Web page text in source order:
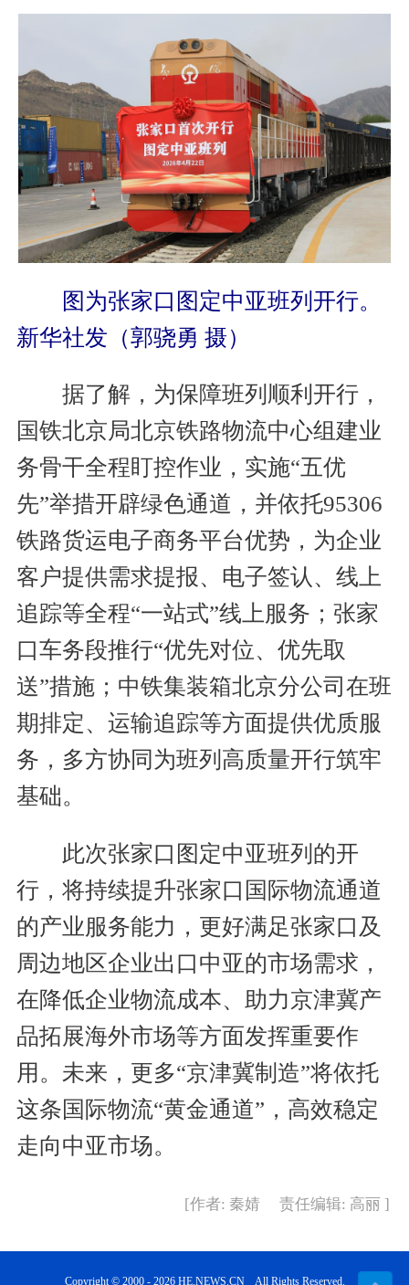
图为张家口图定中亚班列开行。
新华社发（郭骁勇 摄）
据了解，为保障班列顺利开行，
国铁北京局北京铁路物流中心组建业
务骨干全程盯控作业，实施“五优
先”举措开辟绿色通道，并依托95306
铁路货运电子商务平台优势，为企业
客户提供需求提报、电子签认、线上
追踪等全程“一站式”线上服务；张家
口车务段推行“优先对位、优先取
送”措施；中铁集装箱北京分公司在班
期排定、运输追踪等方面提供优质服
务，多方协同为班列高质量开行筑牢
基础。
此次张家口图定中亚班列的开
行，将持续提升张家口国际物流通道
的产业服务能力，更好满足张家口及
周边地区企业出口中亚的市场需求，
在降低企业物流成本、助力京津冀产
品拓展海外市场等方面发挥重要作
用。未来，更多“京津冀制造”将依托
这条国际物流“黄金通道”，高效稳定
走向中亚市场。
[作者: 秦婧 责任编辑: 高丽 ]
Copyright © 2000 - 2026 HE.NEWS.CN All Rights Reserved.